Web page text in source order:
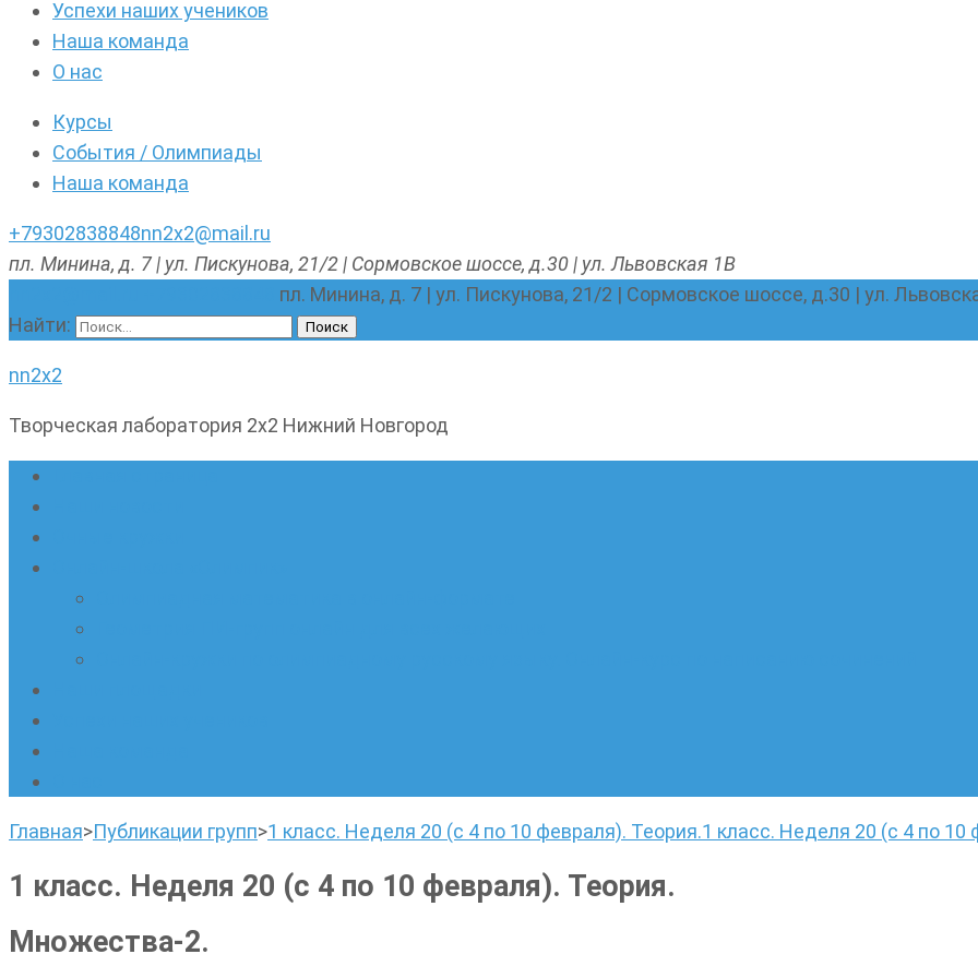
Успехи наших учеников
Наша команда
О нас
Курсы
События / Олимпиады
Наша команда
+79302838848nn2x2@mail.ru
пл. Минина, д. 7 | ул. Пискунова, 21/2 | Сормовское шоссе, д.30 | ул. Львовская 1В
пл. Минина, д. 7 | ул. Пискунова, 21/2 | Сормовское шоссе, д.30 | ул.
Найти:
nn2x2
Творческая лаборатория 2х2 Нижний Новгород
Главная>Публикации групп>1 класс. Неделя 20 (с 4 по 10 февраля). Теория.1 класс. Неделя 20 (с 4 по 10
1 класс. Неделя 20 (с 4 по 10 февраля). Теория.
Множества-2.